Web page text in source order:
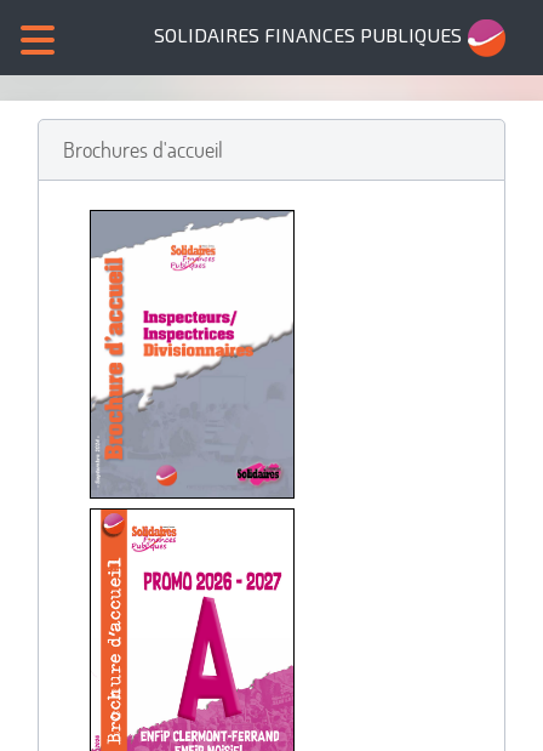
SOLIDAIRES FINANCES PUBLIQUES
Brochures d'accueil